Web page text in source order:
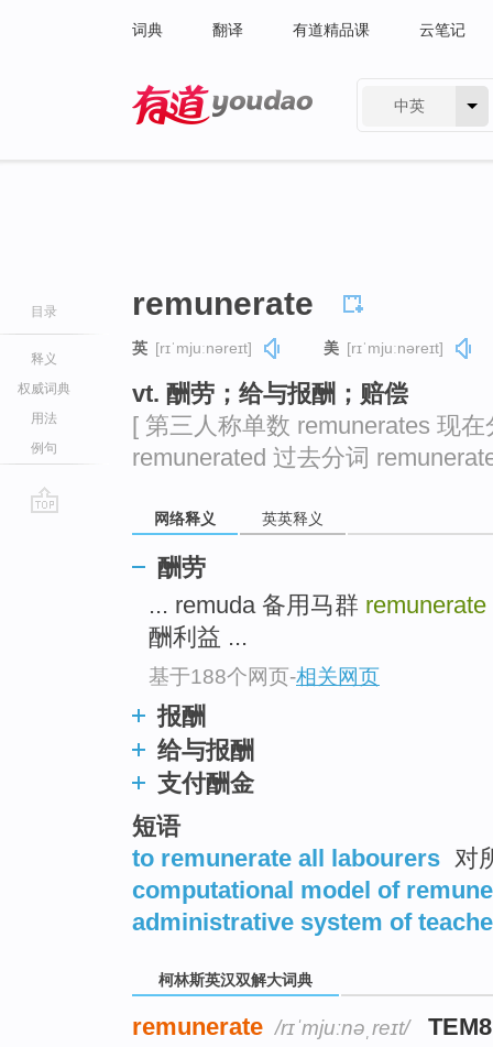
词典 翻译 有道精品课 云笔记
中英
目录
释义
权威词典
用法
例句
remunerate
英 [rɪˈmjuːnəreɪt] 美 [rɪˈmjuːnəreɪt]
vt. 酬劳；给与报酬；赔偿
[ 第三人称单数 remunerates 现
remunerated 过去分词
网络释义 英英释义
酬劳
... remuda 备用马群 remunerate
酬利益 ...
基于188个网页-相关网页
报酬
给与报酬
支付酬金
短语
to remunerate all labourers 对
computational model of
administrative system of
柯林斯英汉双解大词典
remunerate /rɪˈmjuːnəˌreɪt/ TEM8